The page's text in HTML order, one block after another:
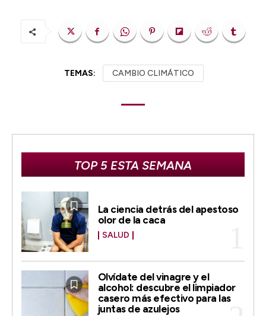
TEMAS: CAMBIO CLIMÁTICO
TOP 5 ESTA SEMANA
La ciencia detrás del apestoso
olor de la caca
SALUD
Olvídate del vinagre y el
alcohol: descubre el limpiador
casero más efectivo para las
juntas de azulejos